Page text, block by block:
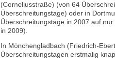
(Corneliusstraße) (von 64
Überschreitungstage) oder in
Überschreitungstage in 2007 auf
in 2009).
In Mönchengladbach (Friedrich-
Überschreitungstagen erstmalig